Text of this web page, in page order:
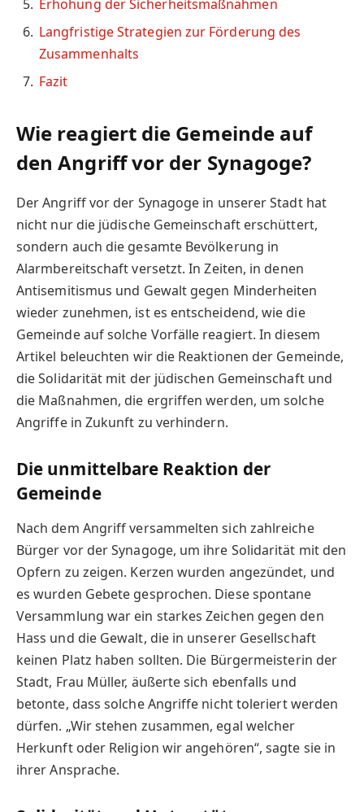
Erhöhung der Sicherheitsmaßnahmen
Langfristige Strategien zur Förderung des
Zusammenhalts
Fazit
Wie reagiert die Gemeinde auf
den Angriff vor der Synagoge?
Der Angriff vor der Synagoge in unserer Stadt hat
nicht nur die jüdische Gemeinschaft erschüttert,
sondern auch die gesamte Bevölkerung in
Alarmbereitschaft versetzt. In Zeiten, in denen
Antisemitismus und Gewalt gegen Minderheiten
wieder zunehmen, ist es entscheidend, wie die
Gemeinde auf solche Vorfälle reagiert. In diesem
Artikel beleuchten wir die Reaktionen der Gemeinde,
die Solidarität mit der jüdischen Gemeinschaft und
die Maßnahmen, die ergriffen werden, um solche
Angriffe in Zukunft zu verhindern.
Die unmittelbare Reaktion der
Gemeinde
Nach dem Angriff versammelten sich zahlreiche
Bürger vor der Synagoge, um ihre Solidarität mit den
Opfern zu zeigen. Kerzen wurden angezündet, und
es wurden Gebete gesprochen. Diese spontane
Versammlung war ein starkes Zeichen gegen den
Hass und die Gewalt, die in unserer Gesellschaft
keinen Platz haben sollten. Die Bürgermeisterin der
Stadt, Frau Müller, äußerte sich ebenfalls und
betonte, dass solche Angriffe nicht toleriert werden
dürfen. „Wir stehen zusammen, egal welcher
Herkunft oder Religion wir angehören“, sagte sie in
ihrer Ansprache.